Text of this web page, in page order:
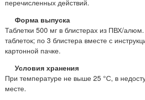
перечисленных действий.
Форма выпуска
Таблетки 500 мг в блистерах из ПВХ/
таблеток; по 3 блистера вместе с
картонной пачке.
Условия хранения
При температуре не выше 25 °С, в
месте.